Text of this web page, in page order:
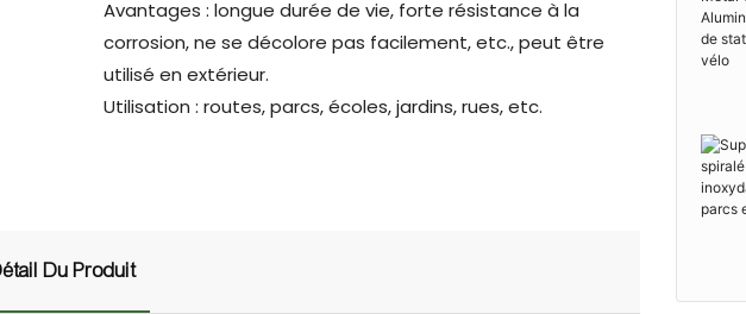
Avantages : longue durée de vie, forte résistance à la
corrosion, ne se décolore pas facilement, etc., peut être
utilisé en extérieur.
Utilisation : routes, parcs, écoles, jardins, rues, etc.
Du Produit